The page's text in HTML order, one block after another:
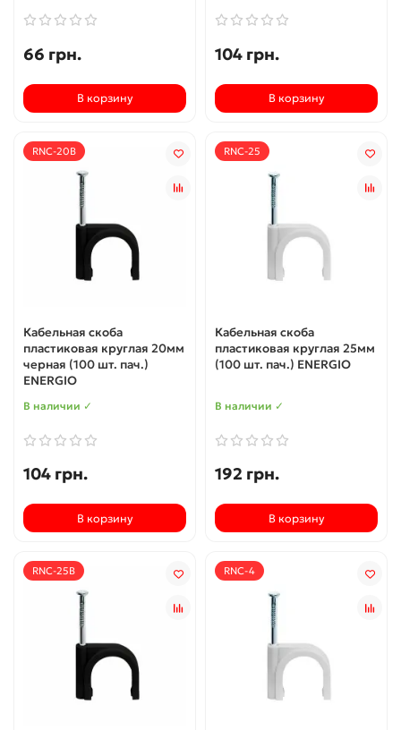
66 грн.
В корзину
104 грн.
В корзину
RNC-20B
Кабельная скоба
пластиковая круглая 20мм
черная (100 шт. пач.)
ENERGIO
В наличии ✓
104 грн.
В корзину
RNC-25
Кабельная скоба
пластиковая круглая 25мм
(100 шт. пач.) ENERGIO
В наличии ✓
192 грн.
В корзину
RNC-25B RNC-4